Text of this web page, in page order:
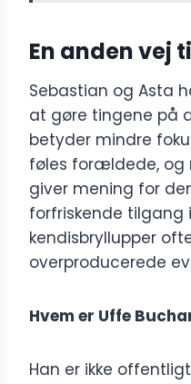
En anden vej
Sebastian og Asta
at gøre tingene på
betyder mindre
føles forældede, og
giver mening for
forfriskende tilgang
kendisbryllupper
overproducerede
Hvem er Uffe
Han er ikke